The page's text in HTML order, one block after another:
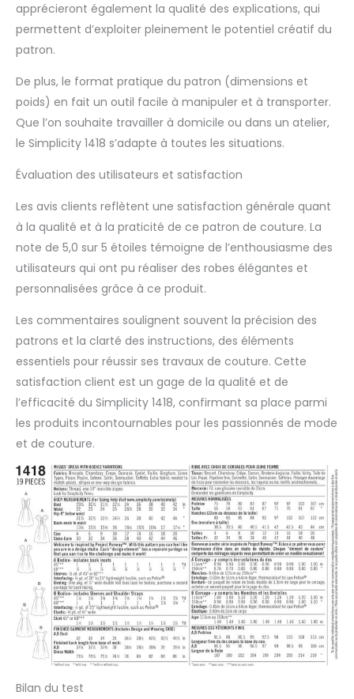
apprécieront également la qualité des explications, qui
permettent d’exploiter pleinement le potentiel créatif du
patron.
De plus, le format pratique du patron (dimensions et
poids) en fait un outil facile à manipuler et à transporter.
Que l’on souhaite travailler à domicile ou dans un atelier,
le Simplicity 1418 s’adapte à toutes les situations.
Évaluation des utilisateurs et satisfaction
Les avis clients reflètent une satisfaction générale quant
à la qualité et à la praticité de ce patron de couture. La
note de 5,0 sur 5 étoiles témoigne de l’enthousiasme des
utilisateurs qui ont pu réaliser des robes élégantes et
personnalisées grâce à ce produit.
Les commentaires soulignent souvent la précision des
patrons et la clarté des instructions, des éléments
essentiels pour réussir ses travaux de couture. Cette
satisfaction client est un gage de la qualité et de
l’efficacité du Simplicity 1418, confirmant sa place parmi
les produits incontournables pour les passionnés de mode
et de couture.
Bilan du test